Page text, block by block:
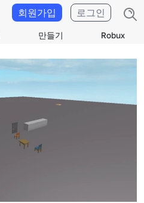
만들기 Robux
회원가입 로그인